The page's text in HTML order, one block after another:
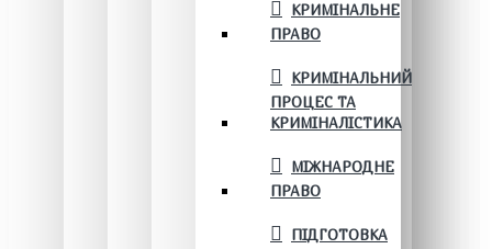
КРИМІНАЛЬНЕ
ПРАВО
КРИМІНАЛЬНИЙ
ПРОЦЕС ТА
КРИМІНАЛІСТИКА
МІЖНАРОДНЕ
ПРАВО
ПІДГОТОВКА